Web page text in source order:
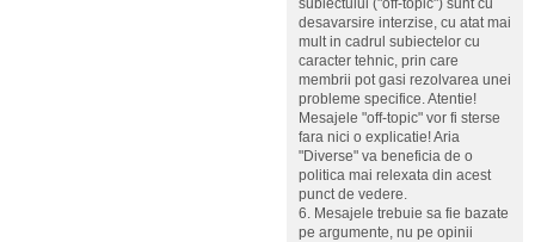
subiectului ("off-topic") sunt cu
desavarsire interzise, cu atat mai
mult in cadrul subiectelor cu
caracter tehnic, prin care
membrii pot gasi rezolvarea unei
probleme specifice. Atentie!
Mesajele "off-topic" vor fi sterse
fara nici o explicatie! Aria
"Diverse" va beneficia de o
politica mai relexata din acest
punct de vedere.
6. Mesajele trebuie sa fie bazate
pe argumente, nu pe opinii